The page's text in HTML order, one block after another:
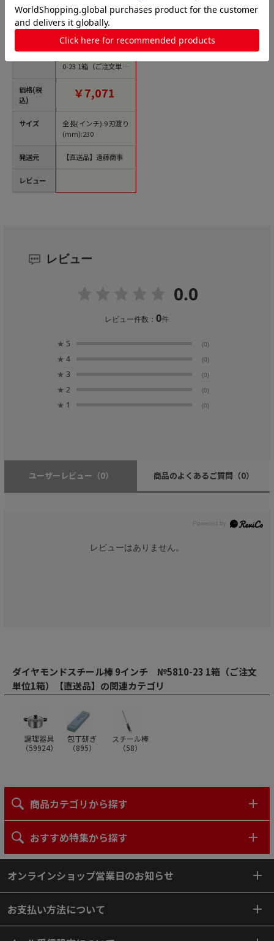
価格(税
込)
サイズ
発送元
レビュー
ダイヤモンドスチー
0-23 1箱（ご注文単位
1箱）【直送品】
￥7,071
全長(インチ):9刃渡り
(mm):230
【直送品】遠藤商事
レビュー
0.0
レビュー件数：0件
★ 5 (0)
★ 4 (0)
★ 3 (0)
★ 2 (0)
★ 1 (0)
ユーザーレビュー （0） 商品のよくあるご質問 （0）
レビューはありません。
ダイヤモンドスチール棒 9インチ №5810-23 1箱（ご注文
単位1箱）【直送品】の関連カテゴリ
調理器具
（59924）
包丁研ぎ
（895）
スチール棒
（58）
商品カテゴリから探す
おすすめ特集から探す
オンラインショップ営業日のお知らせ
お支払い方法について